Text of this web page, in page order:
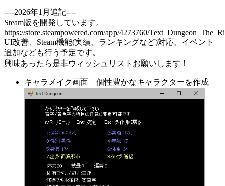
----2026年1月追記----
Steam版を開発しています。
https://store.steampowered.com/app/4273760/
UI改善、Steam機能(実績、ランキングなど)対応、イベント
追加なども行う予定です。
興味あったら是非ウィッシュリストお願いします！
キャラメイク画面 個性豊かなキャラクターを作成